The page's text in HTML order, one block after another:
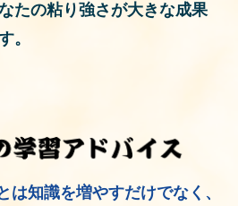
たの粘り強さが大きな成果
。
は知識を増やすだけでなく、